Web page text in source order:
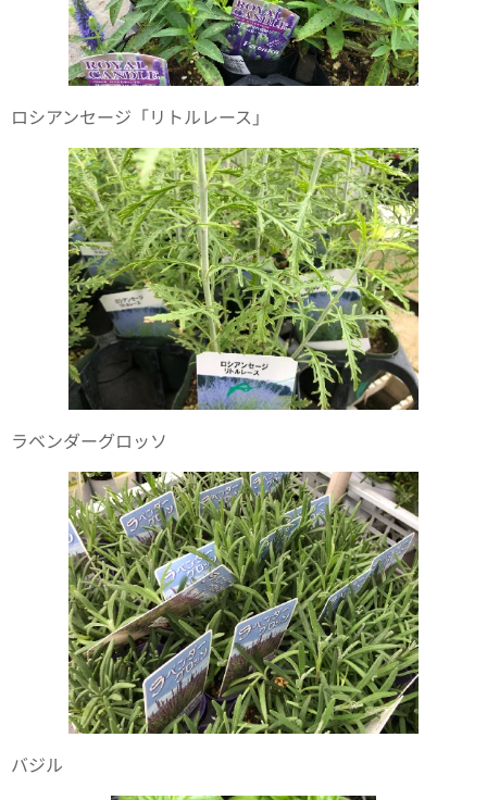
ロシアンセージ「リトルレース」
ラベンダーグロッソ
バジル